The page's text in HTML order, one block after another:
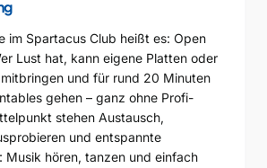
im Spartacus Club heißt es: Open
Lust hat, kann eigene Platten oder
und für rund 20 Minuten
gehen – ganz ohne Profi-
stehen Austausch,
und entspannte
Musik hören, tanzen und einfach